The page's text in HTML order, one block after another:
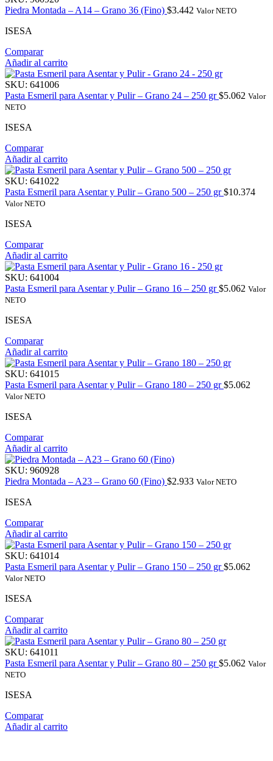
Piedra Montada – A14 – Grano 36 (Fino) $3.442 Valor NETO
ISESA
Comparar
Añadir al carrito
SKU: 641006
Pasta Esmeril para Asentar y Pulir – Grano 24 – 250 gr$5.062 Valor
NETO
ISESA
Comparar
Añadir al carrito
SKU: 641022
Pasta Esmeril para Asentar y Pulir – Grano 500 – 250 gr$10.374
Valor NETO
ISESA
Comparar
Añadir al carrito
SKU: 641004
Pasta Esmeril para Asentar y Pulir – Grano 16 – 250 gr$5.062 Valor
NETO
ISESA
Comparar
Añadir al carrito
SKU: 641015
Pasta Esmeril para Asentar y Pulir – Grano 180 – 250 gr$5.062
Valor NETO
ISESA
Comparar
Añadir al carrito
SKU: 960928
Piedra Montada – A23 – Grano 60 (Fino) $2.933 Valor NETO
ISESA
Comparar
Añadir al carrito
SKU: 641014
Pasta Esmeril para Asentar y Pulir – Grano 150 – 250 gr$5.062
Valor NETO
ISESA
Comparar
Añadir al carrito
SKU: 641011
Pasta Esmeril para Asentar y Pulir – Grano 80 – 250 gr$5.062 Valor
NETO
ISESA
Comparar
Añadir al carrito